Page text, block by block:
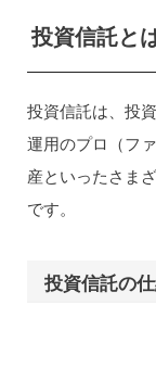
投資信託と
投資信託は、投
運用のプロ（フ
産といったさま
です。
投資信託の